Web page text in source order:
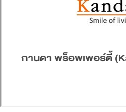
กานดา พร็อพเพอร์ตี้